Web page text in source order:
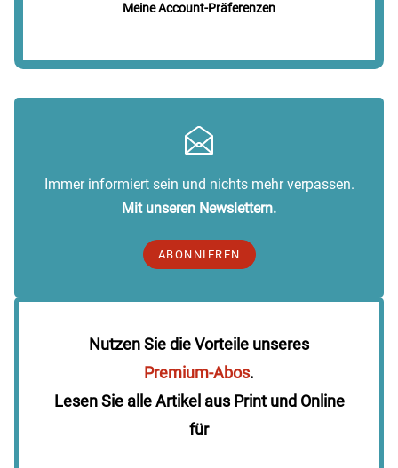
Meine Account-Präferenzen
Immer informiert sein und nichts mehr verpassen.
Mit unseren Newslettern.
ABONNIEREN
Nutzen Sie die Vorteile unseres
Premium-Abos.
Lesen Sie alle Artikel aus Print und Online
für